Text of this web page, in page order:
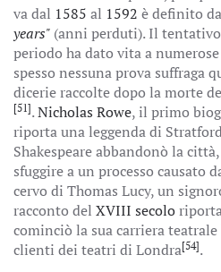
va dal 1585 al 1592 è definito
years" (anni perduti). Il
periodo ha dato vita a
spesso nessuna prova suffraga
dicerie raccolte dopo la morte
[51].Nicholas Rowe, il primo
riporta una leggenda di
Shakespeare abbandonò la
sfuggire a un processo causato
cervo di Thomas Lucy, un
racconto del XVIII secolo
cominciò la sua carriera
clienti dei teatri di Londra[54].